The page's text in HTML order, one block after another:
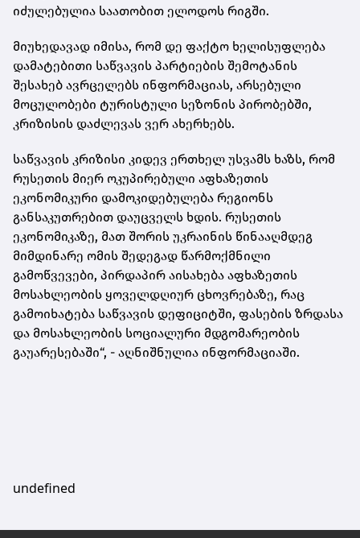
იძულებულია საათობით ელოდოს რიგში.
მიუხედავად იმისა, რომ დე ფაქტო ხელისუფლება
დამატებითი საწვავის პარტიების შემოტანის
შესახებ ავრცელებს ინფორმაციას, არსებული
მოცულობები ტურისტული სეზონის პირობებში,
კრიზისის დაძლევას ვერ ახერხებს.
საწვავის კრიზისი კიდევ ერთხელ უსვამს ხაზს, რომ
რუსეთის მიერ ოკუპირებული აფხაზეთის
ეკონომიკური დამოკიდებულება რეგიონს
განსაკუთრებით დაუცველს ხდის. რუსეთის
ეკონომიკაზე, მათ შორის უკრაინის წინააღმდეგ
მიმდინარე ომის შედეგად წარმოქმნილი
გამოწვევები, პირდაპირ აისახება აფხაზეთის
მოსახლეობის ყოველდღიურ ცხოვრებაზე, რაც
გამოიხატება საწვავის დეფიციტში, ფასების ზრდასა
და მოსახლეობის სოციალური მდგომარეობის
გაუარესებაში“, - აღნიშნულია ინფორმაციაში.
undefined